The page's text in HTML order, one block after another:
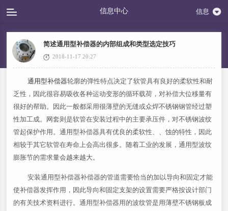
信息中心 信息
简述通用型补偿器的内部组成和类型选定技巧
2018-11-17 20:27
通用型补偿器轮廓的弹性特点决定了软管具有良好的柔软性和耐
乏性，因此很容易吸收各种运动变形的循环载荷，对补偿大位移量有
很好的帮助。因此一般都采用很薄壁的无缝或众焊不锈钢钢管经过塑
性加工成。网套则是软管在安装过程中的主要承压件，对不锈钢波纹
管起保护作用。通用型补偿器具有优良的柔软性、、蚀的特性，因此
相较于其它软管在寿命上会高出很多。随着工业的发展，通用型波纹
膨胀节的需求量会越来越大。
安装通用型补偿器补偿器的管道需要恰当的加以导向和固定才能
使补偿器发挥作用，因此导向和固定支架的设置需要严格按设计部门
的有关技术资料进行。通用型补偿器用的波纹管是用薄壁不锈钢板成